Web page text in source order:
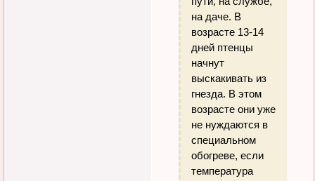
на даче. В
возрасте 13-14
дней птенцы
начнут
выскакивать из
гнезда. В этом
возрасте они уже
не нуждаются в
специальном
обогреве, если
температура